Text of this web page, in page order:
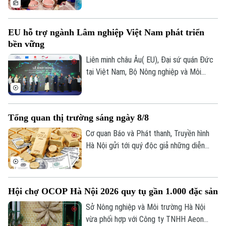
từng bước trở thành hình mẫu trong phát
giải pháp quan trọng để tạo việc làm,
nâng cao thu nhập cho thành viên và
EU hỗ trợ ngành Lâm nghiệp Việt Nam phát triển
bền vững
Liên minh châu Âu( EU), Đại sứ quán Đức
tại Việt Nam, Bộ Nông nghiệp và Môi
Tổng quan thị trường sáng ngày 8/8
Cơ quan Báo và Phát thanh, Truyền hình
Hà Nội gửi tới quý độc giả những diễn
Hội chợ OCOP Hà Nội 2026 quy tụ gần 1.000 đặc sản
Sở Nông nghiệp và Môi trường Hà Nội
vừa phối hợp với Công ty TNHH Aeon